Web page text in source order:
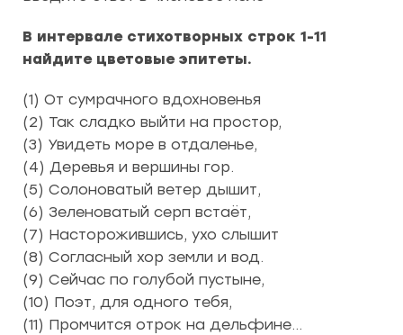
В интервале стихотворных строк 1-11
найдите цветовые эпитеты.
(1) От сумрачного вдохновенья
(2) Так сладко выйти на простор,
(3) Увидеть море в отдаленье,
(4) Деревья и вершины гор.
(5) Солоноватый ветер дышит,
(6) Зеленоватый серп встаёт,
(7) Насторожившись, ухо слышит
(8) Согласный хор земли и вод.
(9) Сейчас по голубой пустыне,
(10) Поэт, для одного тебя,
(11) Промчится отрок на дельфине…